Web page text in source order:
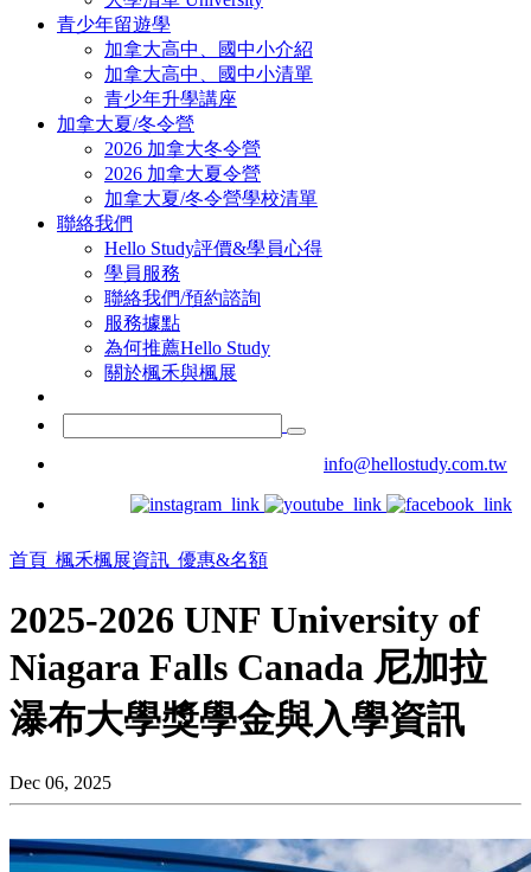
青少年留遊學
加拿大高中、國中小介紹
加拿大高中、國中小清單
青少年升學講座
加拿大夏/冬令營
2026 加拿大冬令營
2026 加拿大夏令營
加拿大夏/冬令營學校清單
聯絡我們
Hello Study評價&學員心得
學員服務
聯絡我們/預約諮詢
服務據點
為何推薦Hello Study
關於楓禾與楓展
info@hellostudy.com.tw
首頁 楓禾楓展資訊 優惠&名額
2025-2026 UNF University of
Niagara Falls Canada 尼加拉
瀑布大學獎學金與入學資訊
Dec 06, 2025